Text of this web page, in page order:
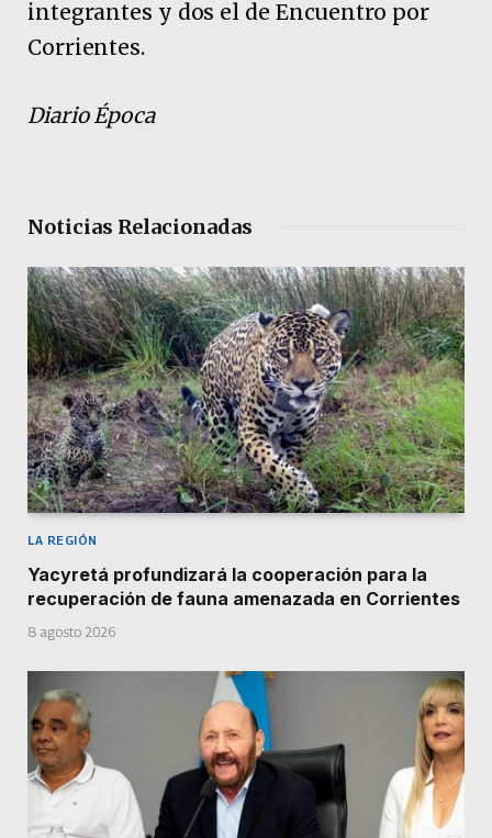
integrantes y dos el de Encuentro por
Corrientes.
Diario Época
Noticias Relacionadas
LA REGIÓN
Yacyretá profundizará la cooperación para la
recuperación de fauna amenazada en Corrientes
8 agosto 2026